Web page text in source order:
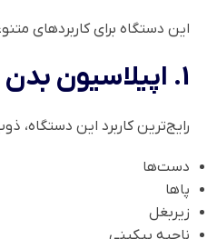
این دستگاه برای کاربردهای
1. اپیلاسیون بدن
رایج‌ترین کاربرد این
دست‌ها
پاها
زیربغل
ناحیه بیکینی